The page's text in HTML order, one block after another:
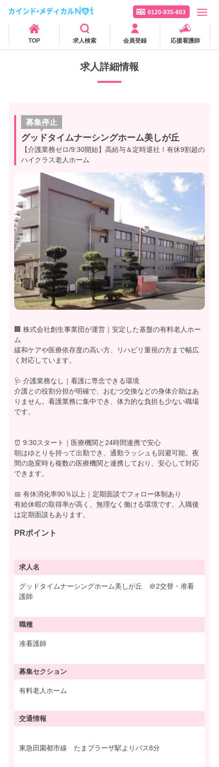
0120-935-603
TOP 求人検索 会員登録 応援看護師
求人詳細情報
募集停止
グッドタイムナーシングホーム美しが丘
【介護業務ゼロ/9:30開始】高給与＆定時退社！有休9割超の
ハイクラス老人ホーム
🏢 株式会社創生事業団が運営｜安定した基盤の有料老人ホー
ム
緩和ケアや医療依存度の高い方、リハビリ重視の方まで幅広
く対応しています。
🩺 介護業務なし｜看護に専念できる環境
介護との役割分担が明確で、おむつ交換などの身体介助はあ
りません。看護業務に集中でき、体力的な負担も少ない職場
です。
⏰ 9:30スタート｜医療機関と24時間連携で安心
朝はゆとりを持って出勤でき、通勤ラッシュも回避可能。夜
間の急変時も複数の医療機関と連携しており、安心して対応
できます。
📅 有休消化率90％以上｜定期面談でフォロー体制あり
有給休暇の取得率が高く、無理なく働ける環境です。入職後
は定期面談もあります。
PRポイント
求人名
グッドタイムナーシングホーム美しが丘 ＠2交替・准看
護師
職種
准看護師
募集セクション
有料老人ホーム
交通情報
東急田園都市線 たまプラーザ駅よりバス8分